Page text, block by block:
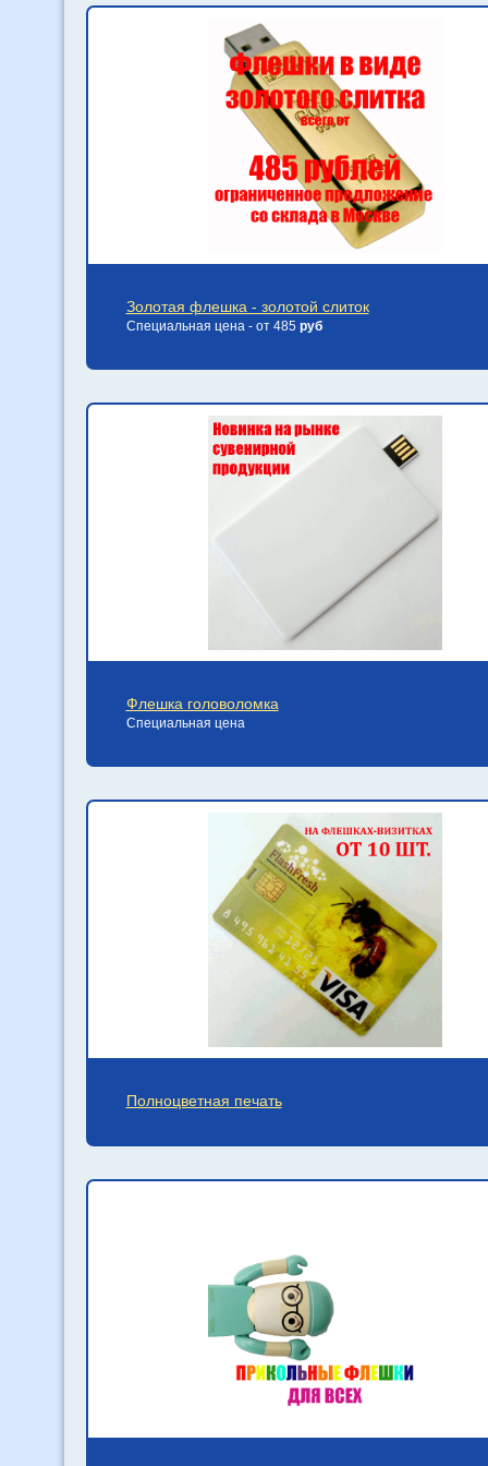
Золотая флешка - золотой слиток
Специальная цена - от 485 руб
Флешка головоломка
Специальная цена
Полноцветная печать